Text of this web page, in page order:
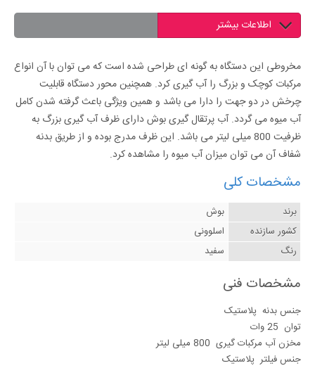
اطلاعات بیشتر
مخروطی این دستگاه به گونه ای طراحی شده است که می توان با آن انواع
مرکبات کوچک و بزرگ را آب گیری کرد. همچنین محور دستگاه قابلیت
چرخش در دو جهت را دارا می باشد و همین ویژگی باعث گرفته شدن کامل
آب میوه می گردد. آب پرتقال گیری بوش دارای ظرف آب گیری بزرگ به
ظرفیت 800 میلی لیتر می باشد. این ظرف مدرج بوده و از طریق بدنه
شفاف آن می توان میزان آب میوه را مشاهده کرد.
مشخصات کلی
برند
بوش
کشور سازنده
اسلوونی
رنگ
سفید
مشخصات فنی
جنس بدنه پلاستیک
توان 25 وات
مخزن آب مرکبات گیری 800 میلی لیتر
جنس فیلتر پلاستیک